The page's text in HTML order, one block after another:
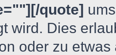
quote]
wird. Dies
oder zu